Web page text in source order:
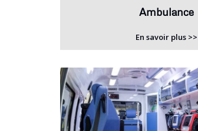
Ambulance
En savoir plus >>